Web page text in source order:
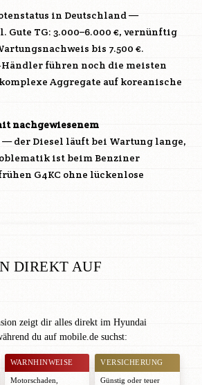
in Deutschland —
Gute TG: 3.000–6.000 €, vernünftig
bis 7.500 €.
führen noch die meisten
Aggregate auf koreanische
nachgewiesenem
— der Diesel läuft bei Wartung lange,
ist beim Benziner
G4KC ohne lückenlose
DIREKT AUF
zeigt dir alles direkt im Hyundai
du auf mobile.de suchst:
WARNHINWEISE
Motorschaden,
VERSICHERUNG
Günstig oder teuer